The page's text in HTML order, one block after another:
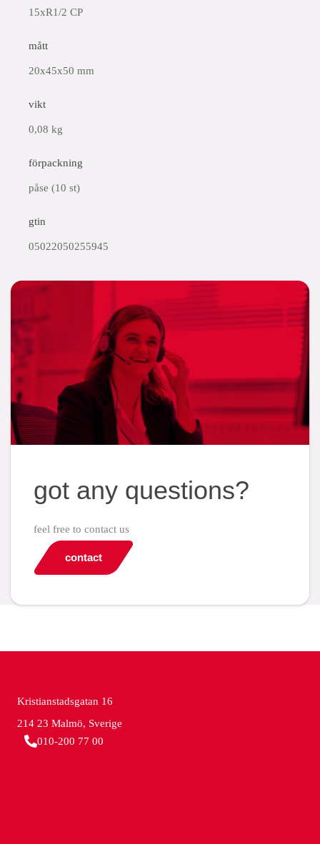
15xR1/2 CP
mått
20x45x50 mm
vikt
0,08 kg
förpackning
påse (10 st)
gtin
05022050255945
got any questions?
feel free to contact us
contact
Kristianstadsgatan 16
214 23 Malmö, Sverige
010-200 77 00